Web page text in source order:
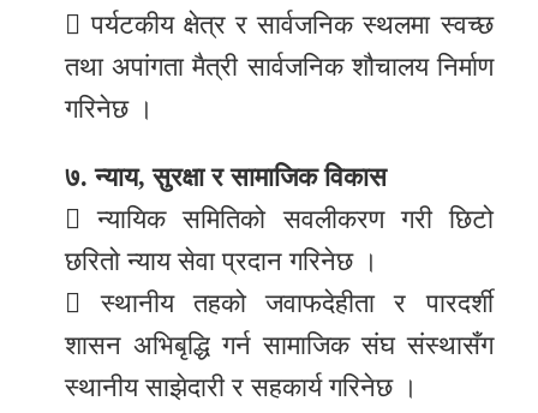
 पर्यटकीय क्षेत्र र सार्वजनिक स्थलमा स्वच्छ
तथा अपांगता मैत्री सार्वजनिक शौचालय निर्माण
गरिनेछ ।
७. न्याय, सुरक्षा र सामाजिक विकास
 न्यायिक समितिको सवलीकरण गरी छिटो
छरितो न्याय सेवा प्रदान गरिनेछ ।
 स्थानीय तहको जवाफदेहीता र पारदर्शी
शासन अभिबृद्धि गर्न सामाजिक संघ संस्थासँग
स्थानीय साझेदारी र सहकार्य गरिनेछ ।